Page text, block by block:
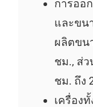
การออ
และขน
ผลิตขน
ชม., ส่
ชม. ถึง
เครื่อง